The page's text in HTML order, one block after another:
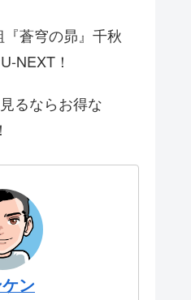
蒼穹の昴』千秋
NEXT！
るならお得な
ン